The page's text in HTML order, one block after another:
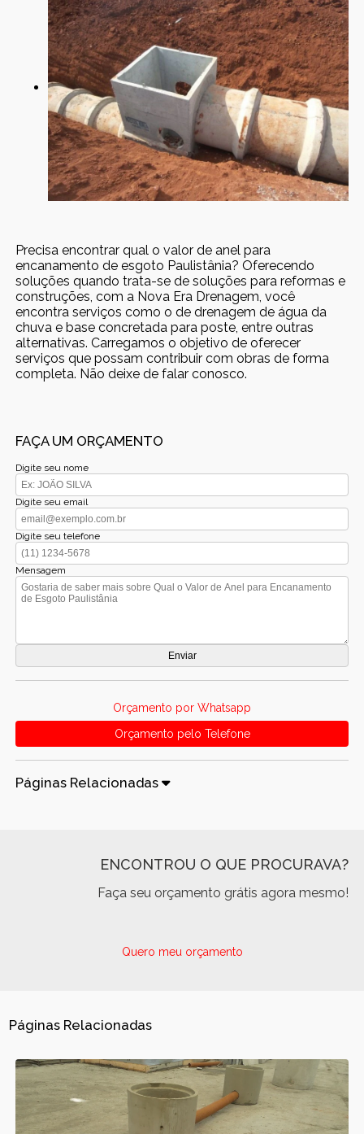
Precisa encontrar qual o valor de anel para
encanamento de esgoto Paulistânia? Oferecendo
soluções quando trata-se de soluções para reformas e
construções, com a Nova Era Drenagem, você
encontra serviços como o de drenagem de água da
chuva e base concretada para poste, entre outras
alternativas. Carregamos o objetivo de oferecer
serviços que possam contribuir com obras de forma
completa. Não deixe de falar conosco.
FAÇA UM ORÇAMENTO
Digite seu nome
Digite seu email
Digite seu telefone
Mensagem
Orçamento por Whatsapp
Orçamento pelo Telefone
Páginas Relacionadas
ENCONTROU O QUE PROCURAVA?
Faça seu orçamento grátis agora mesmo!
Quero meu orçamento
Páginas Relacionadas